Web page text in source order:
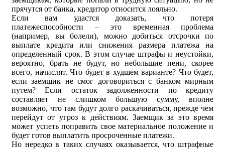
прячутся от банка, кредитор относится лояльно.
Если вам удастся доказать, что потеря
платежеспособности – это временная проблема
(например, вы болели), можно добиться отсрочки по
выплате кредита или снижения размера платежа на
определенный срок. В этом случае штрафы и неустойки,
вероятно, брать не будут, но небольшие пени, скорее
всего, начислят. Что будет в худшем варианте? Что будет,
если заемщик не смог договориться с банком мирным
путем? Если остаток задолженности по кредиту
составляет не слишком большую сумму, вполне
возможно, что там будут долго раскачиваться, прежде чем
перейдут от угроз к действиям. Заемщик за это время
может успеть поправить свое материальное положение и
будет готов выплатить просроченные платежи.
Но нередко в таких случаях оказывается, что штрафные